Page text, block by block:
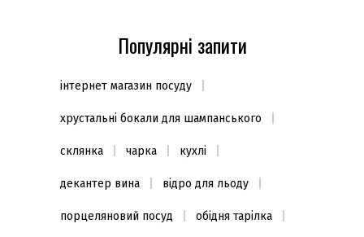
Популярні запити
інтернет магазин посуду
хрустальні бокали для шампанського
склянка чарка кухлі
декантер вина відро для льоду
порцеляновий посуд обідня тарілка